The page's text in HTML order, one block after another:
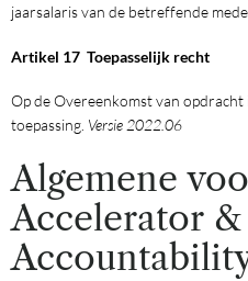
jaarsalaris van de betreffende
Artikel 17 Toepasselijk recht
Op de Overeenkomst van
toepassing. Versie 2022.06
Algemene
Accelerator &